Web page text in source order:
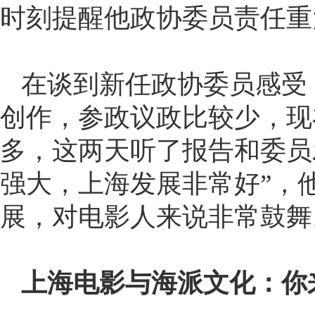
时刻提醒他政协委员责任
在谈到新任政协委员感
创作，参政议政比较少，
多，这两天听了报告和委
强大，上海发展非常好”，
展，对电影人来说非常鼓
上海电影与海派文化：